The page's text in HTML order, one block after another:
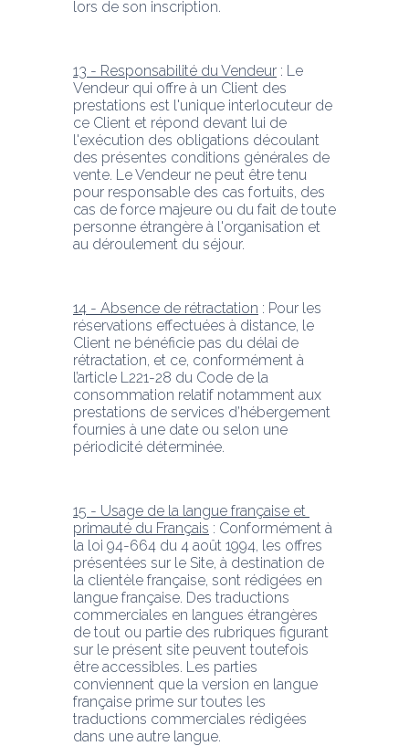
lors de son inscription.
13 - Responsabilité du Vendeur : Le
Vendeur qui offre à un Client des
prestations est l'unique interlocuteur de
ce Client et répond devant lui de
l'exécution des obligations découlant
des présentes conditions générales de
vente. Le Vendeur ne peut être tenu
pour responsable des cas fortuits, des
cas de force majeure ou du fait de toute
personne étrangère à l'organisation et
au déroulement du séjour.
14 - Absence de rétractation : Pour les
réservations effectuées à distance, le
Client ne bénéficie pas du délai de
rétractation, et ce, conformément à
l’article L221-28 du Code de la
consommation relatif notamment aux
prestations de services d’hébergement
fournies à une date ou selon une
périodicité déterminée.
15 - Usage de la langue française et
primauté du Français : Conformément à
la loi 94-664 du 4 août 1994, les offres
présentées sur le Site, à destination de
la clientèle française, sont rédigées en
langue française. Des traductions
commerciales en langues étrangères
de tout ou partie des rubriques figurant
sur le présent site peuvent toutefois
être accessibles. Les parties
conviennent que la version en langue
française prime sur toutes les
traductions commerciales rédigées
dans une autre langue.